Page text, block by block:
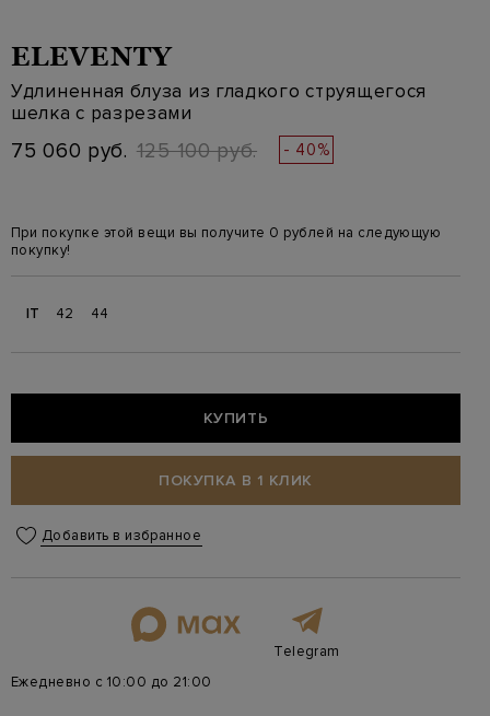
ELEVENTY
Удлиненная блуза из гладкого струящегося
шелка с разрезами
75 060 руб. 125 100 руб. - 40%
При покупке этой вещи вы получите 0 рублей на следующую
покупку!
IT 42 44
КУПИТЬ
ПОКУПКА В 1 КЛИК
Добавить в избранное
Telegram
Ежедневно с 10:00 до 21:00